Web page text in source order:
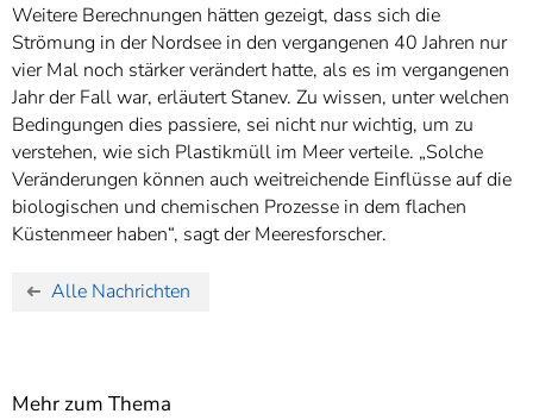
Weitere Berechnungen hätten gezeigt, dass sich die
Strömung in der Nordsee in den vergangenen 40 Jahren nur
vier Mal noch stärker verändert hatte, als es im vergangenen
Jahr der Fall war, erläutert Stanev. Zu wissen, unter welchen
Bedingungen dies passiere, sei nicht nur wichtig, um zu
verstehen, wie sich Plastikmüll im Meer verteile. „Solche
Veränderungen können auch weitreichende Einflüsse auf die
biologischen und chemischen Prozesse in dem flachen
Küstenmeer haben“, sagt der Meeresforscher.
Alle Nachrichten
Mehr zum Thema